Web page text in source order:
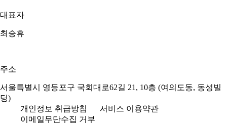
대표자
최승휴
주소
서울특별시 영등포구 국회대로62길 21, 10층 (여의도동, 동성빌
딩)
개인정보 취급방침
서비스 이용약관
이메일무단수집 거부